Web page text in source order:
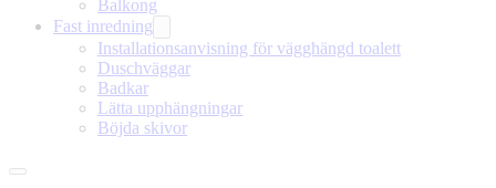
Balkong
Fast inredning
Installationsanvisning för vägghängd toalett
Duschväggar
Badkar
Lätta upphängningar
Böjda skivor